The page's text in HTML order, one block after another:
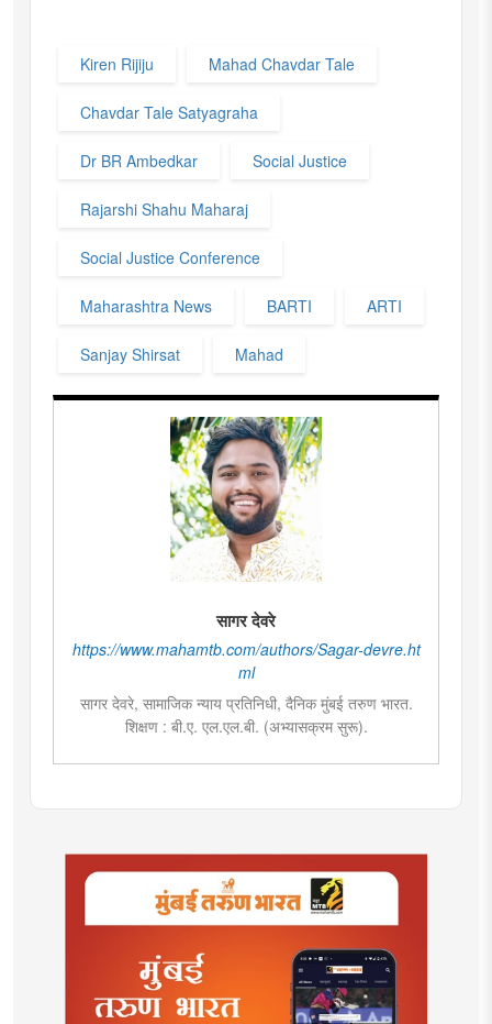
Kiren Rijiju Mahad Chavdar Tale
Chavdar Tale Satyagraha
Dr BR Ambedkar Social Justice
Rajarshi Shahu Maharaj
Social Justice Conference
Maharashtra News BARTI ARTI
Sanjay Shirsat Mahad
सागर देवरे
https://www.mahamtb.com/authors/Sagar-devre.ht
ml
सागर देवरे, सामाजिक न्याय प्रतिनिधी, दैनिक मुंबई तरुण भारत.
शिक्षण : बी.ए. एल.एल.बी. (अभ्यासक्रम सुरू).
शैक्षणिक व अन्य चळवळींवर वृत्तांकनाचा अनुभव.